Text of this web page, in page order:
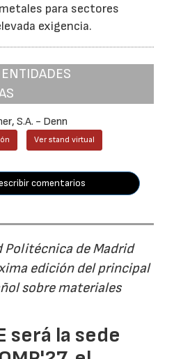
para sectores
exigencia.
S.A. - Denn
Ver stand virtual
comentarios
Politécnica de Madrid
edición del principal
sobre materiales
será la sede